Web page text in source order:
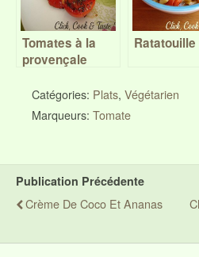
Tomates à la
provençale
Ratatouille
Catégories: Plats, Végétarien
Marqueurs: Tomate
Publication Précédente
Crème De Coco Et Ananas